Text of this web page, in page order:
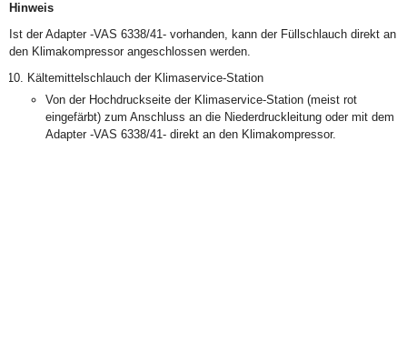
Hinweis
Ist der Adapter -VAS 6338/41- vorhanden, kann der Füllschlauch direkt an
den Klimakompressor angeschlossen werden.
Kältemittelschlauch der Klimaservice-Station
Von der Hochdruckseite der Klimaservice-Station (meist rot
eingefärbt) zum Anschluss an die Niederdruckleitung oder mit dem
Adapter -VAS 6338/41- direkt an den Klimakompressor.